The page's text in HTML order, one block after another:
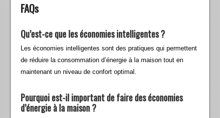
FAQs
Qu’est-ce que les économies intelligentes ?
Les économies intelligentes sont des pratiques qui permettent
de réduire la consommation d’énergie à la maison tout en
maintenant un niveau de confort optimal.
Pourquoi est-il important de faire des économies
d’énergie à la maison ?